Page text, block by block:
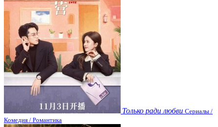
Только ради любви Сериалы /
Комедия / Романтика